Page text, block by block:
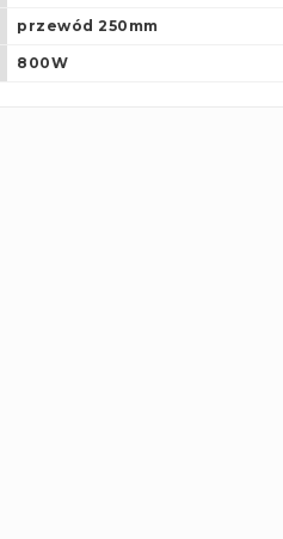
przewód 250mm
800W